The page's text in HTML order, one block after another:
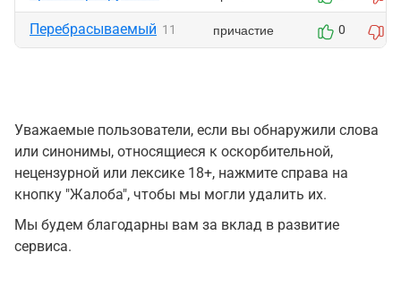
Перебрасываемый 11 причастие 0
Уважаемые пользователи, если вы обнаружили слова
или синонимы, относящиеся к оскорбительной,
нецензурной или лексике 18+, нажмите справа на
кнопку "Жалоба", чтобы мы могли удалить их.
Мы будем благодарны вам за вклад в развитие
сервиса.